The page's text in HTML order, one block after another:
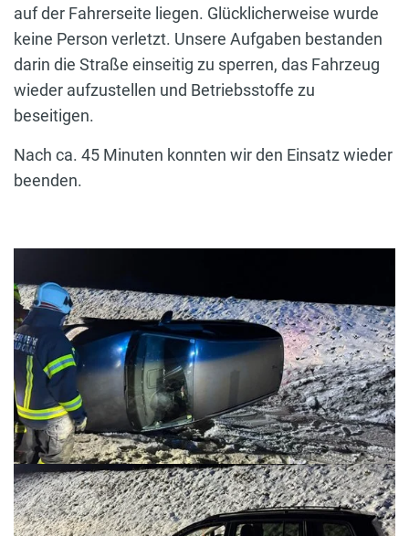
auf der Fahrerseite liegen. Glücklicherweise wurde
keine Person verletzt. Unsere Aufgaben bestanden
darin die Straße einseitig zu sperren, das Fahrzeug
wieder aufzustellen und Betriebsstoffe zu
beseitigen.
Nach ca. 45 Minuten konnten wir den Einsatz wieder
beenden.